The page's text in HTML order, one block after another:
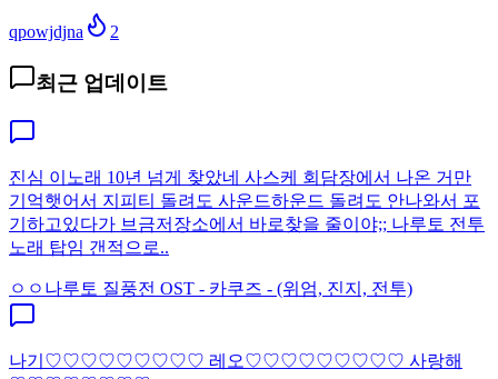
qpowjdjna 2
최근 업데이트
진심 이노래 10년 넘게 찾았네 사스케 회담장에서 나온 거만
기억햇어서 지피티 돌려도 사운드하운드 돌려도 안나와서 포
기하고있다가 브금저장소에서 바로찾을 줄이야;; 나루토 전투
노래 탑임 갠적으로..
ㅇㅇ 나루토 질풍전 OST - 카쿠즈 - (위엄, 진지, 전투)
나기♡♡♡♡♡♡♡♡♡ 레오♡♡♡♡♡♡♡♡♡ 사랑해